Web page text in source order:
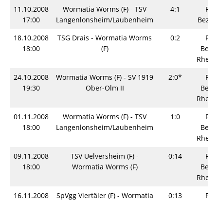
11.10.2008
17:00
Wormatia Worms (F) - TSV
Langenlonsheim/Laubenheim
4:1
18.10.2008
18:00
TSG Drais - Wormatia Worms
(F)
0:2
24.10.2008
19:30
Wormatia Worms (F) - SV 1919
Ober-Olm II
2:0*
01.11.2008
18:00
Wormatia Worms (F) - TSV
Langenlonsheim/Laubenheim
1:0
09.11.2008
18:00
TSV Uelversheim (F) -
Wormatia Worms (F)
0:14
16.11.2008
SpVgg Viertäler (F) - Wormatia
0:13